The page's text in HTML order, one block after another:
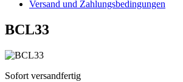
Versand und Zahlungsbedingungen
BCL33
Sofort versandfertig